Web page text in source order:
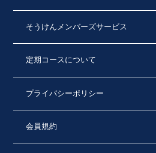
そうけんメンバーズサービス
定期コースについて
プライバシーポリシー
会員規約